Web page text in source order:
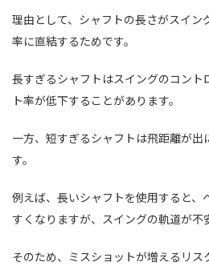
理由として、シャフトの長さがスイン
率に直結するためです。
長すぎるシャフトはスイングのコント
ト率が低下することがあります。
一方、短すぎるシャフトは飛距離が出
す。
例えば、長いシャフトを使用すると、
すくなりますが、スイングの軌道が不
そのため、ミスショットが増えるリス